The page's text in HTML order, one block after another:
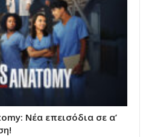
Νέα επεισόδια σε α’